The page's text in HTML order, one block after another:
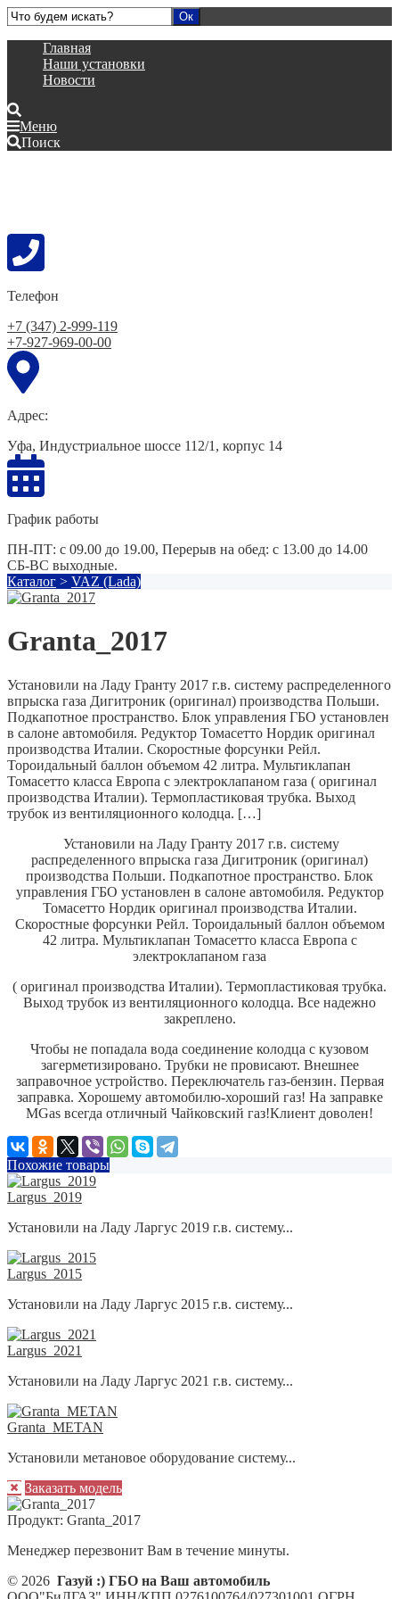
Главная
Наши установки
Новости
Меню
Поиск
Телефон
+7 (347) 2-999-119
+7-927-969-00-00
Адрес:
Уфа, Индустриальное шоссе 112/1, корпус 14
График работы
ПН-ПТ: с 09.00 до 19.00, Перерыв на обед: с 13.00 до 14.00
СБ-ВС выходные.
Каталог > VAZ (Lada)
Granta_2017
Установили на Ладу Гранту 2017 г.в. систему распределенного
впрыска газа Дигитроник (оригинал) производства Польши.
Подкапотное пространство. Блок управления ГБО установлен
в салоне автомобиля. Редуктор Томасетто Нордик оригинал
производства Италии. Скоростные форсунки Рейл.
Тороидальный баллон объемом 42 литра. Мультиклапан
Томасетто класса Европа с электроклапаном газа ( оригинал
производства Италии). Термопластиковая трубка. Выход
трубок из вентиляционного колодца. […]
Установили на Ладу Гранту 2017 г.в. систему
распределенного впрыска газа Дигитроник (оригинал)
производства Польши. Подкапотное пространство. Блок
управления ГБО установлен в салоне автомобиля. Редуктор
Томасетто Нордик оригинал производства Италии.
Скоростные форсунки Рейл. Тороидальный баллон объемом
42 литра. Мультиклапан Томасетто класса Европа с
электроклапаном газа
( оригинал производства Италии). Термопластиковая трубка.
Выход трубок из вентиляционного колодца. Все надежно
закреплено.
Чтобы не попадала вода соединение колодца с кузовом
загерметизировано. Трубки не провисают. Внешнее
заправочное устройство. Переключатель газ-бензин. Первая
заправка. Хорошему автомобилю-хороший газ! На заправке
MGas всегда отличный Чайковский газ!Клиент доволен!
Похожие товары
Largus_2019
Установили на Ладу Ларгус 2019 г.в. систему...
Largus_2015
Установили на Ладу Ларгус 2015 г.в. систему...
Largus_2021
Установили на Ладу Ларгус 2021 г.в. систему...
Granta_METAN
Установили метановое оборудование систему...
Заказать модель
Продукт: Granta_2017
Менеджер перезвонит Вам в течение минуты.
© 2026 Газуй :) ГБО на Ваш автомобиль